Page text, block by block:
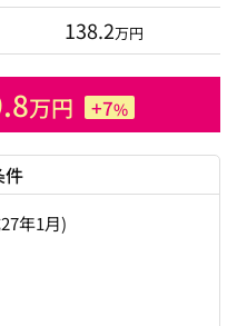
138.2万円
万円 +7%
件
年1月)